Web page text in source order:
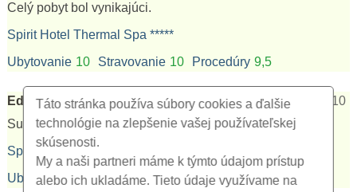
Táto stránka používa súbory cookies a ďalšie
technológie na zlepšenie vašej používateľskej
skúsenosti.
My a naši partneri máme k týmto údajom prístup
alebo ich ukladáme. Tieto údaje využívame na
Celý pobyt bol vynikajúci.
Spirit Hotel Thermal Spa *****
Ubytovanie 10 Stravovanie 10 Procedúry 9,5
Edita F.12.05.2026 10,0
max 10
Super hotel aj strava. Pobyt bol vynikajúci.
Spirit Hotel Thermal Spa *****
Ubytovanie 10 Stravovanie 10 Procedúry 10